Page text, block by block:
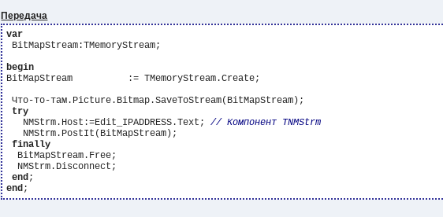
Передача
var
BitMapStream:TMemoryStream;
begin
BitMapStream          := TMemoryStream.Create;
Что-то-там.Picture.Bitmap.SaveToStream(BitMapStream);
try
   NMStrm.Host:=Edit_IPADDRESS.Text;
   NMStrm.PostIt(BitMapStream);
finally
  BitMapStream.Free;
  NMStrm.Disconnect;
end
end